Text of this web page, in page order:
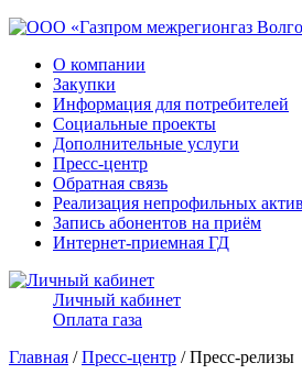
О компании
Закупки
Информация для потребителей
Социальные проекты
Дополнительные услуги
Пресс-центр
Обратная связь
Реализация непрофильных
Запись абонентов на приём
Интернет-приемная ГД
Личный кабинет
Оплата газа
Главная /Пресс-центр / Пресс-релизы